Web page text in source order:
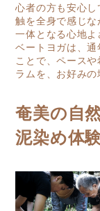
心者の方も安心
触を全身で感じ
一体となる心地
ベートヨガは、
ことで、ペース
ラムを、お好みの
奄美の自
泥染め体